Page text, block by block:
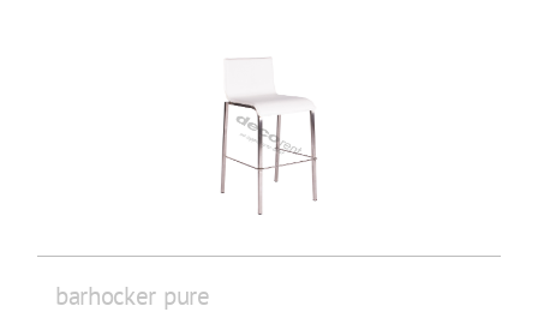
barhocker pure